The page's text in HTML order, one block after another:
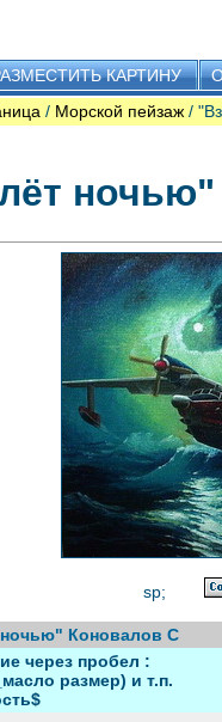
КАРТИНУ
/ Морской пейзаж/
sp;
Коновалов С
через пробел :
размер) и т.п.